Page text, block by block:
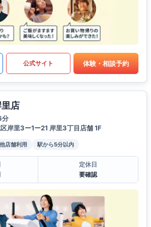
公式サイト 体験・相談予約
店
分
岸里3ー1ー21 岸里3丁目店舗 1F
他店舗利用 駅から5分以内
定休日
要確認